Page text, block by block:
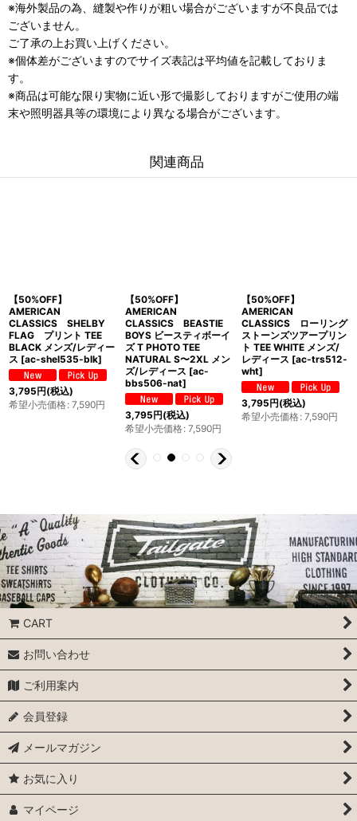
※海外製品の為、縫製や作りが粗い場合がございますが不良品では
ございません。
ご了承の上お買い上げください。
※個体差がございますのでサイズ表記は平均値を記載しておりま
す。
※商品は可能な限り実物に近い形で撮影しておりますがご使用の端
末や照明器具等の環境により異なる場合がございます。
関連商品
【50%OFF】
AMERICAN
CLASSICS SHELBY
FLAG プリント TEE
BLACK メンズ/レディー
ス [ac-shel535-blk]
3,795円(税込)
希望小売価格: 7,590円
【50%OFF】
AMERICAN
CLASSICS BEASTIE
BOYS ビースティボーイ
ズ T PHOTO TEE
NATURAL S〜2XL メン
ズ/レディース [ac-
bbs506-nat]
3,795円(税込)
希望小売価格: 7,590円
【50%OFF】
AMERICAN
CLASSICS ローリング
ストーンズツアープリン
ト TEE WHITE メンズ/
レディース [ac-trs512-
wht]
3,795円(税込)
希望小売価格: 7,590円
CART
お問い合わせ
ご利用案内
会員登録
メールマガジン
お気に入り
マイページ